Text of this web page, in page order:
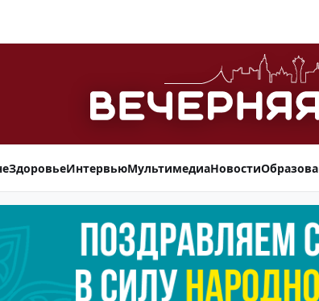
ЗдоровьеИнтервьюМультимедиаНовости